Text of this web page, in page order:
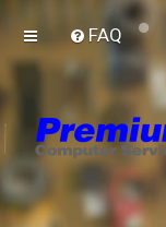
FAQ